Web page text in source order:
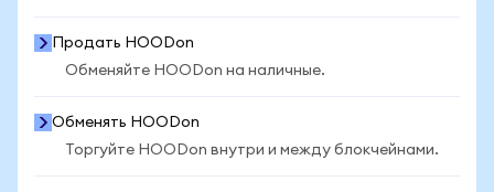
Продать HOODon
Обменяйте HOODon на наличные.
Обменять HOODon
Торгуйте HOODon внутри и между блокчейнами.